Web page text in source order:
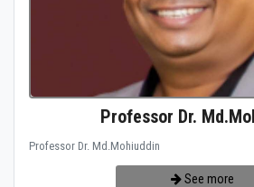
Professor Dr.
Professor Dr. Md.Mohiuddin
See more